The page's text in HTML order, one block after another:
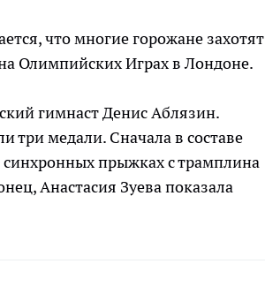
что многие горожане захотят
Олимпийских Играх в Лондоне.
гимнаст Денис Аблязин.
три медали. Сначала в составе
прыжках с трамплина
Анастасия Зуева показала